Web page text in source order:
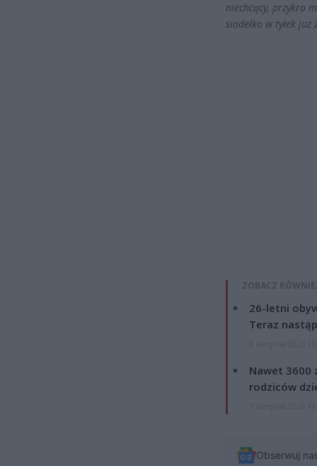
niechcący, przykro
siodełko w tyłek juz
ZOBACZ
26-letni
Teraz
Nawet 3600
rodziców
Obserwuj